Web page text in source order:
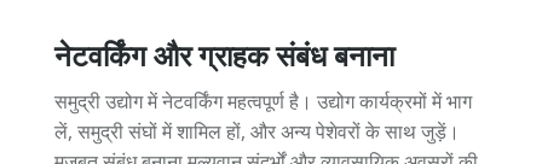
नेटवर्किंग और ग्राहक संबंध बनाना
समुद्री उद्योग में नेटवर्किंग महत्वपूर्ण है। उद्योग कार्यक्रमों में भाग
लें, समुद्री संघों में शामिल हों, और अन्य पेशेवरों के साथ जुड़ें।